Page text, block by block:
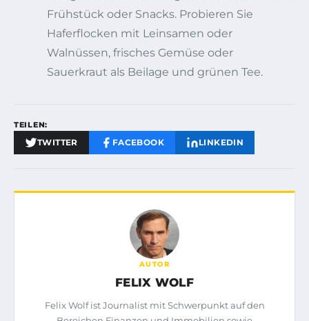
Frühstück oder Snacks. Probieren Sie
Haferflocken mit Leinsamen oder
Walnüssen, frisches Gemüse oder
Sauerkraut als Beilage und grünen Tee.
TEILEN:
TWITTER FACEBOOK LINKEDIN
AUTOR
FELIX WOLF
Felix Wolf ist Journalist mit Schwerpunkt auf den